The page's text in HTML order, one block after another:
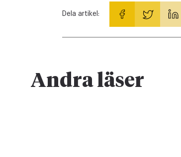
Dela artikel:
Andra läser